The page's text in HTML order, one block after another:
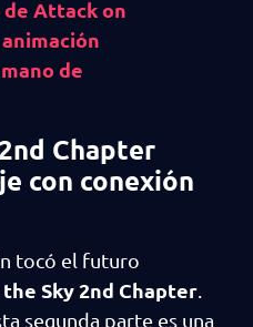
Attack on
de
Chapter
con conexión
tocó el futuro
Sky 2nd Chapter
segunda parte es una